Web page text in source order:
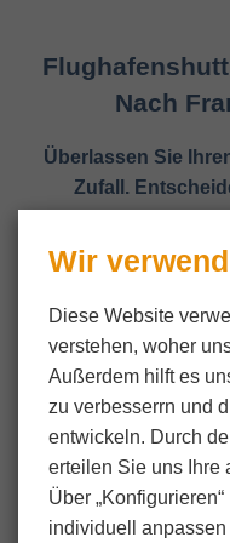
Nach
Überlassen Sie
Zufall.
Wir
Diese Website
verstehen, woher
Außerdem hilft es
zu verbesserrn und
entwickeln. Durch
erteilen Sie uns Ihre
Über
individuell